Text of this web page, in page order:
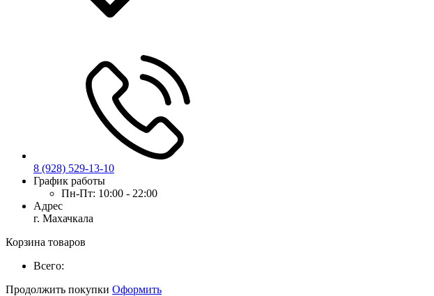
8 (928) 529-13-10
График работы
Пн-Пт: 10:00 - 22:00
Адрес
г. Махачкала
Корзина товаров
Всего:
Продолжить покупки Оформить